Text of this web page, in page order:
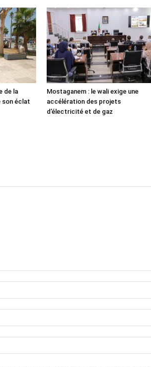
de la
son éclat
Mostaganem : le wali exige une
accélération des projets
d’électricité et de gaz